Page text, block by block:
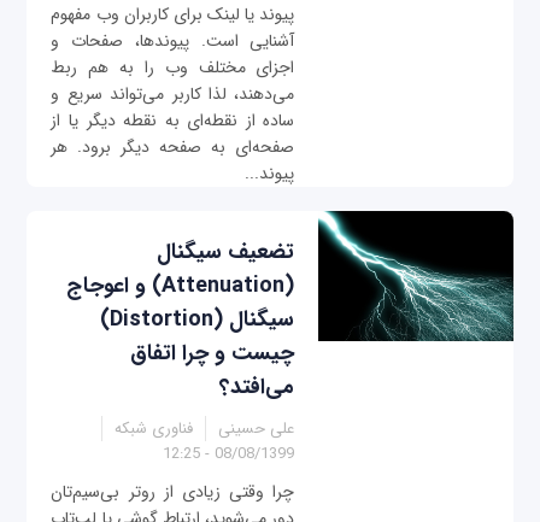
پیوند یا لینک برای کاربران وب مفهوم
آشنایی است. پیوندها، صفحات و
اجزای مختلف وب را به هم ربط
می‌دهند، لذا کاربر می‌تواند سریع و
ساده از نقطه‌ای به نقطه‌ دیگر یا از
صفحه‌ای به صفحه دیگر برود. هر
پیوند...
تضعیف سیگنال
(Attenuation) و اعوجاج
سیگنال (Distortion)
چیست و چرا اتفاق
می‌افتد؟
علی حسینی
فناوری شبکه
08/08/1399 - 12:25
چرا وقتی زیادی از روتر بی‌سیم‌تان